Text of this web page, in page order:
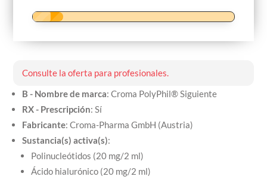
Consulte la oferta para profesionales.
B - Nombre de marca: Croma PolyPhil® Siguiente
RX - Prescripción: Sí
Fabricante: Croma-Pharma GmbH (Austria)
Sustancia(s) activa(s):
Polinucleótidos (20 mg/2 ml)
Ácido hialurónico (20 mg/2 ml)